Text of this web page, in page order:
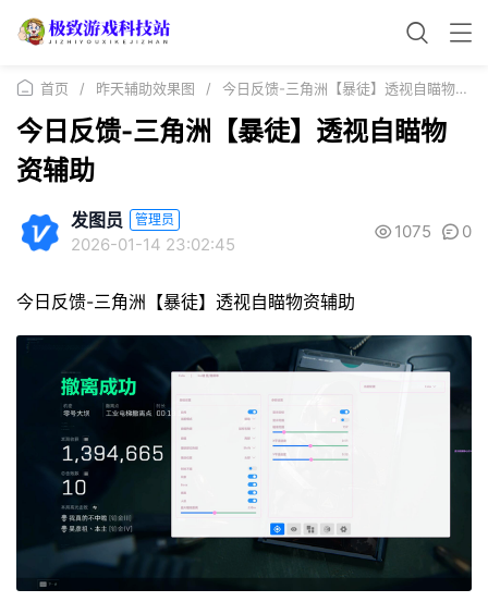
首页 / 昨天辅助效果图 / 今日反馈-三角洲【暴徒】透视自瞄物资辅助
今日反馈-三角洲【暴徒】透视自瞄物
资辅助
发图员 管理员
2026-01-14 23:02:45
1075 0
今日反馈-三角洲【暴徒】透视自瞄物资辅助